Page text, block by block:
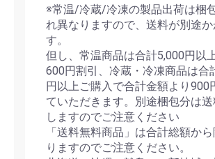
※常温/冷蔵/冷凍の製品出荷は梱
れ異なりますので、送料が別途か
す。
但し、常温商品は合計5,000円以
600円割引、冷蔵・冷凍商品は合
円以上ご購入で合計金額より900
ていただきます。別途梱包分は
しますのでご注意ください
「送料無料商品」は合計総額か
りますのでご注意ください。